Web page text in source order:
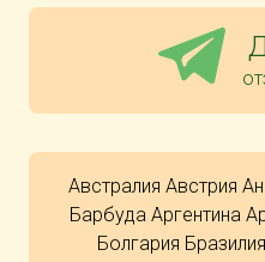
Австралия Австрия
Барбуда Аргентина
Болгария Бразилия